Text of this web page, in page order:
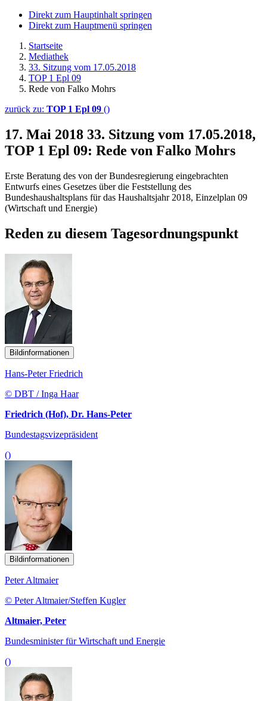
Direkt zum Hauptinhalt springen
Direkt zum Hauptmenü springen
Startseite
Mediathek
33. Sitzung vom 17.05.2018
TOP 1 Epl 09
Rede von Falko Mohrs
zurück zu: TOP 1 Epl 09 ()
17. Mai 2018 33. Sitzung vom 17.05.2018,
TOP 1 Epl 09: Rede von Falko Mohrs
Erste Beratung des von der Bundesregierung eingebrachten
Entwurfs eines Gesetzes über die Feststellung des
Bundeshaushaltsplans für das Haushaltsjahr 2018, Einzelplan 09
(Wirtschaft und Energie)
Reden zu diesem Tagesordnungspunkt
Bildinformationen
Hans-Peter Friedrich
© DBT / Inga Haar
Friedrich (Hof), Dr. Hans-Peter
Bundestagsvizepräsident
()
Bildinformationen
Peter Altmaier
© Peter Altmaier/Steffen Kugler
Altmaier, Peter
Bundesminister für Wirtschaft und Energie
()